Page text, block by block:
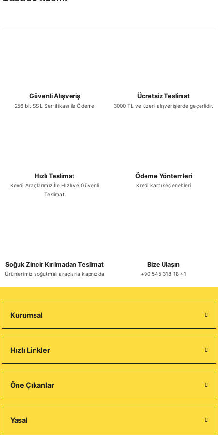
Güvenli Alışveriş
256 bit SSL Sertifikası ile Ödeme
Ücretsiz Teslimat
3000 TL ve üzeri alışverişlerde geçerlidir.
Hızlı Teslimat
Kendi Araçlarımız İle Hızlı ve Güvenli
Teslimat
Ödeme Yöntemleri
Kredi kartı seçenekleri
Soğuk Zincir Kırılmadan Teslimat
Ürünlerimiz soğutmalı araçlarla kapnızda
Bize Ulaşın
+90 545 318 18 41
Kurumsal
Hızlı Linkler
Öne Çıkanlar
Yasal